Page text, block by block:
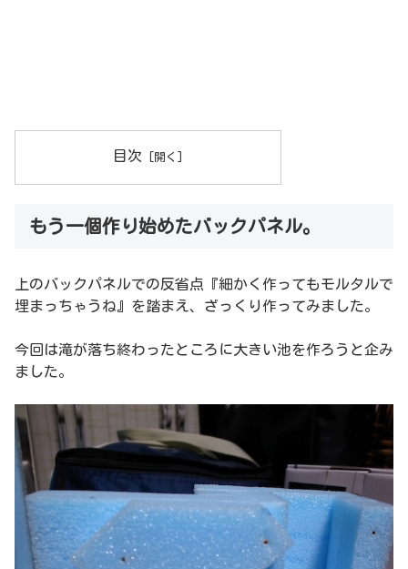
目次
もう一個作り始めたバックパネル。
上のバックパネルでの反省点『細かく作ってもモルタルで
埋まっちゃうね』を踏まえ、ざっくり作ってみました。
今回は滝が落ち終わったところに大きい池を作ろうと企み
ました。